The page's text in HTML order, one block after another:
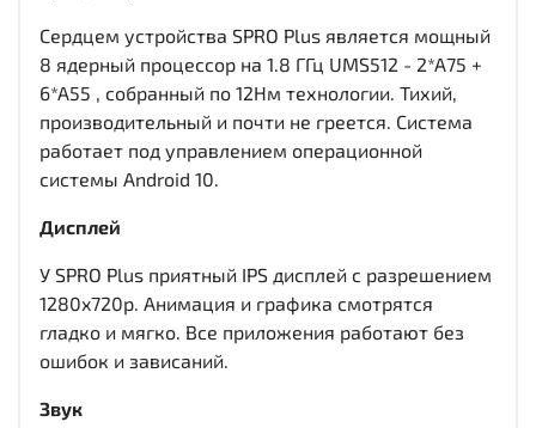
Сердцем устройства SPRO Plus является мощный
8 ядерный процессор на 1.8 ГГц UMS512 - 2*A75 +
6*A55 , собранный по 12Нм технологии. Тихий,
производительный и почти не греется. Система
работает под управлением операционной
системы Android 10.
Дисплей
У SPRO Plus приятный IPS дисплей c разрешением
1280x720р. Анимация и графика смотрятся
гладко и мягко. Все приложения работают без
ошибок и зависаний.
Звук